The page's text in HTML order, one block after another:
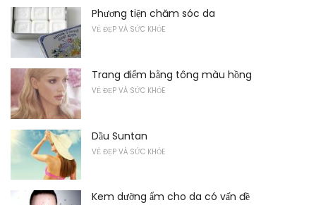
Phương tiện chăm sóc da
VẺ ĐẸP VÀ SỨC KHỎE
Trang điểm bằng tông màu hồng
VẺ ĐẸP VÀ SỨC KHỎE
Dầu Suntan
VẺ ĐẸP VÀ SỨC KHỎE
Kem dưỡng ẩm cho da có vấn đề